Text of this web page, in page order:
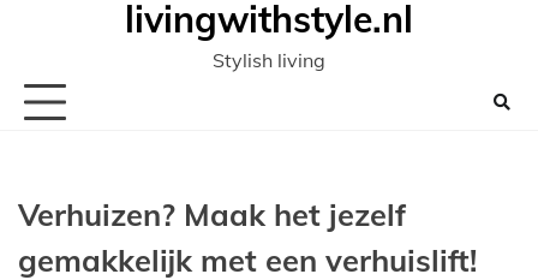
inhoud
livingwithstyle.nl
Stylish living
Verhuizen? Maak het jezelf
gemakkelijk met een verhuislift!